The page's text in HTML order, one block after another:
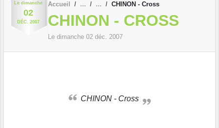
Le dimanche
02
DÉC. 2007
Accueil CHINON - Cross
CHINON - CROSS
Le dimanche 02 déc. 2007
CHINON - Cross